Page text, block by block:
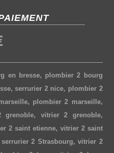
en bresse, plombier 2 bourg
,serrurier 2 nice, plombier 2
, plombier 2 marseille,
grenoble, vitrier 2 grenoble,
2 saint etienne, vitrier 2 saint
serrurier 2 Strasbourg,vitrier 2